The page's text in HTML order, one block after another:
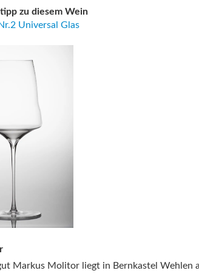
zu diesem Wein
Universal Glas
Markus Molitor liegt in Bernkastel Wehlen